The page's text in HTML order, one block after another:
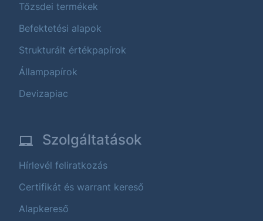
Tőzsdei termékek
Befektetési alapok
Strukturált értékpapírok
Állampapírok
Devizapiac
Szolgáltatások
Hírlevél feliratkozás
Certifikát és warrant kereső
Alapkereső